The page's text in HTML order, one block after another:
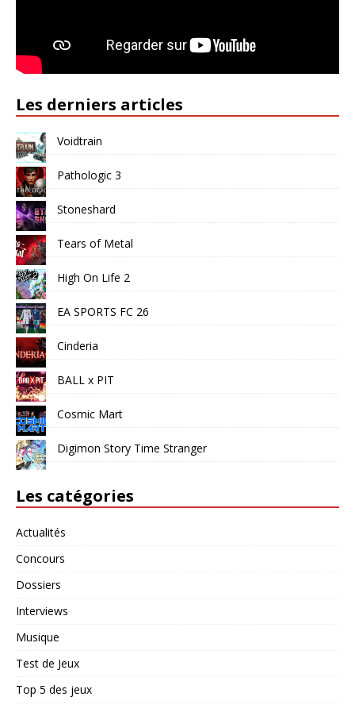
Les derniers articles
Voidtrain
Pathologic 3
Stoneshard
Tears of Metal
High On Life 2
EA SPORTS FC 26
Cinderia
BALL x PIT
Cosmic Mart
Digimon Story Time Stranger
Les catégories
Actualités
Concours
Dossiers
Interviews
Musique
Test de Jeux
Top 5 des jeux